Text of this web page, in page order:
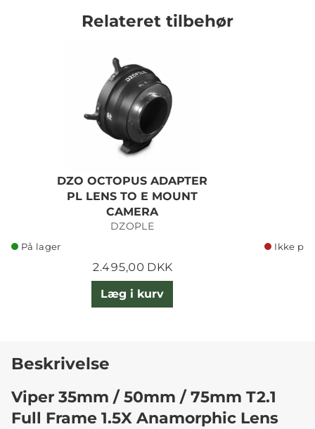
Relateret tilbehør
DZO OCTOPUS ADAPTER
PL LENS TO E MOUNT
CAMERA
DZOPLE
På lager
2.495,00 DKK
Læg i kurv
Ikke på
Beskrivelse
Viper 35mm / 50mm / 75mm T2.1
Full Frame 1.5X Anamorphic Lens